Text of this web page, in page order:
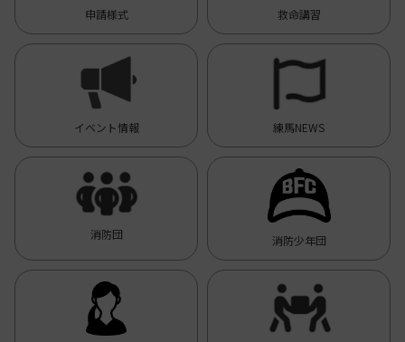
申請様式 救命講習
イベント情報 練馬NEWS
消防団 消防少年団